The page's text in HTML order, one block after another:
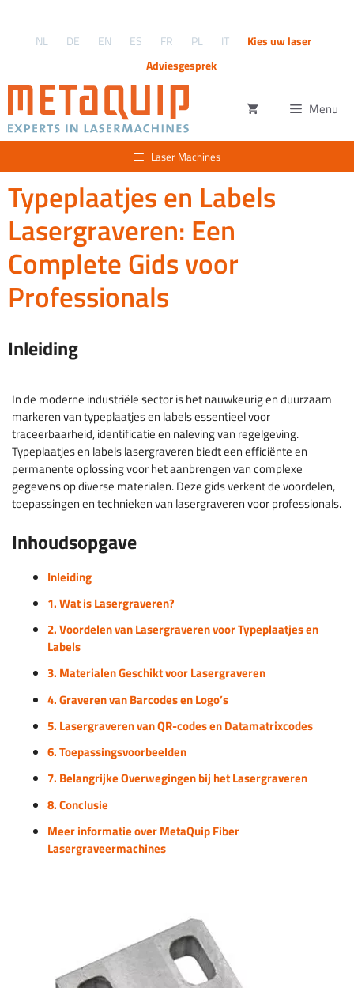
NL DE EN ES FR PL IT
Kies uw laser
Adviesgesprek
Menu
Laser Machines
Typeplaatjes en Labels
Lasergraveren: Een
Complete Gids voor
Professionals
Inleiding
In de moderne industriële sector is het nauwkeurig en duurzaam
markeren van typeplaatjes en labels essentieel voor
traceerbaarheid, identificatie en naleving van regelgeving.
Typeplaatjes en labels lasergraveren biedt een efficiënte en
permanente oplossing voor het aanbrengen van complexe
gegevens op diverse materialen. Deze gids verkent de voordelen,
toepassingen en technieken van lasergraveren voor professionals.
Inhoudsopgave
Inleiding
1. Wat is Lasergraveren?
2. Voordelen van Lasergraveren voor Typeplaatjes en
Labels
3. Materialen Geschikt voor Lasergraveren
4. Graveren van Barcodes en Logo’s
5. Lasergraveren van QR-codes en Datamatrixcodes
6. Toepassingsvoorbeelden
7. Belangrijke Overwegingen bij het Lasergraveren
8. Conclusie
Meer informatie over MetaQuip Fiber
Lasergraveermachines